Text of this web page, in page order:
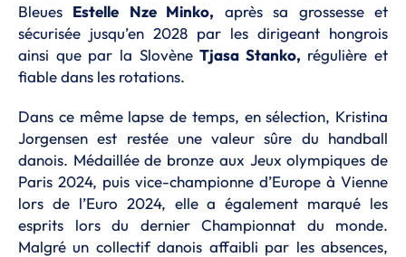
Bleues Estelle Nze Minko, après sa grossesse et
sécurisée jusqu’en 2028 par les dirigeant hongrois
ainsi que par la SlovèneTjasa Stanko, régulière et
fiable dans les rotations.
Dans ce même lapse de temps, en sélection, Kristina
Jorgensen est restée une valeur sûre du handball
danois. Médaillée de bronze aux Jeux olympiques de
Paris 2024, puis vice-championne d’Europe à Vienne
lors de l’Euro 2024, elle a également marqué les
esprits lors du dernier Championnat du monde.
Malgré un collectif danois affaibli par les absences,